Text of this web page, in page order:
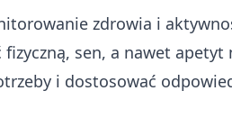
zdrowia i
sen, a nawet apetyt
i dostosować